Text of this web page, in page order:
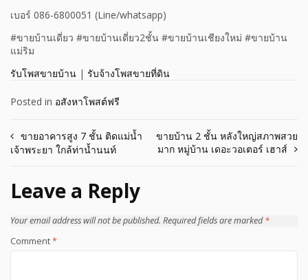
เบอร์ 086-6800051 (Line/whatsapp)
#ขายบ้านเดี่ยว #ขายบ้านเดี่ยว2ชั้น #ขายบ้านเชียงใหม่ #ขายบ้าน
แม่ริม
รับโพสขายบ้าน | รับจ้างโพสขายที่ดิน
Posted in อสังหาโพสต์ฟรี
Post
ขายอาคารสูง 7 ชั้น ติดแม่น้ำ
เจ้าพระยา ใกล้ท่าน้ำนนท์
ขายบ้าน 2 ชั้น หลังใหญ่สภาพสวย
มาก หมู่บ้าน เดอะวอเตอร์ เฮาส์
Leave a Reply
Your email address will not be published. Required fields are marked*
Comment*